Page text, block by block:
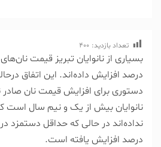
تعداد بازدید: 400
درصد افزایش داده‌اند. این اتفاق
دستوری برای افزایش قیمت نان
نانوایان بیش از یک و نیم سال است
درصد افزایش یافته است.